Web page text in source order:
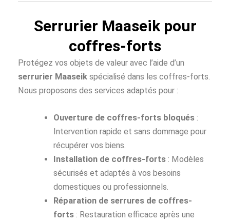
Serrurier Maaseik pour
coffres-forts
Protégez vos objets de valeur avec l’aide d’un
serrurier Maaseik spécialisé dans les coffres-forts.
Nous proposons des services adaptés pour :
Ouverture de coffres-forts bloqués :
Intervention rapide et sans dommage pour
récupérer vos biens.
Installation de coffres-forts : Modèles
sécurisés et adaptés à vos besoins
domestiques ou professionnels.
Réparation de serrures de coffres-
forts : Restauration efficace après une